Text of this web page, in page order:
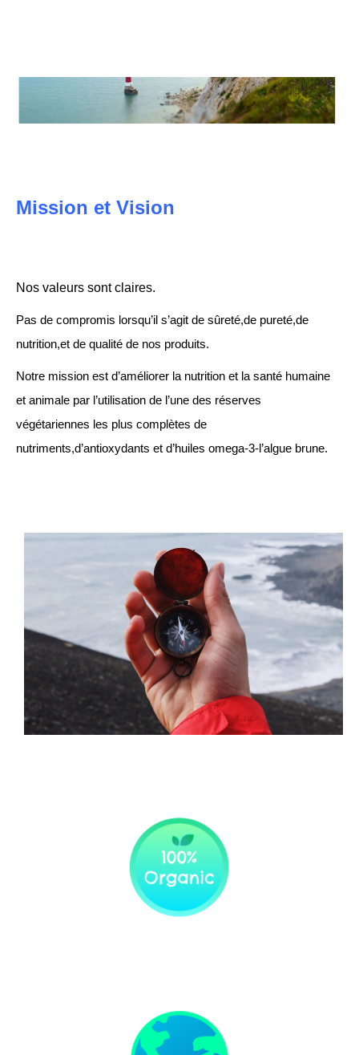
Mission et Vision
Nos valeurs sont claires.
Pas de compromis lorsqu’il s’agit de sûreté,de pureté,de
nutrition,et de qualité de nos produits.
Notre mission est d’améliorer la nutrition et la santé humaine
et animale par l’utilisation de l’une des réserves
végétariennes les plus complètes de
nutriments,d’antioxydants et d’huiles omega-3-l’algue brune.